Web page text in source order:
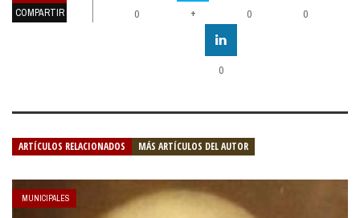
COMPARTIR 0 + 0 0
0
ARTÍCULOS RELACIONADOS MÁS ARTÍCULOS DEL AUTOR
MUNICIPALES